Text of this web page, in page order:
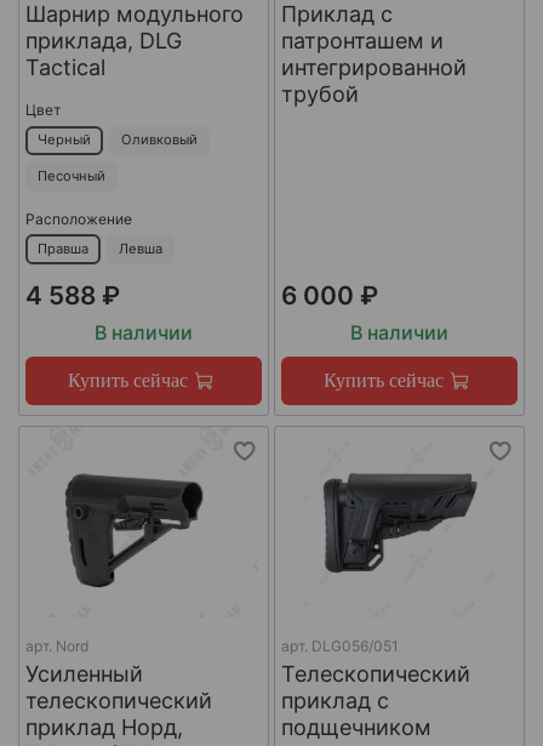
Шарнир модульного
приклада, DLG
Tactical
Цвет
Черный Оливковый
Песочный
Расположение
Правша Левша
4 588 ₽
В наличии
Купить сейчас
Приклад с
патронташем и
интегрированной
трубой
6 000 ₽
В наличии
Купить сейчас
арт. Nord
Усиленный
телескопический
приклад Норд,
арт. DLG056/051
Телескопический
приклад с
подщечником